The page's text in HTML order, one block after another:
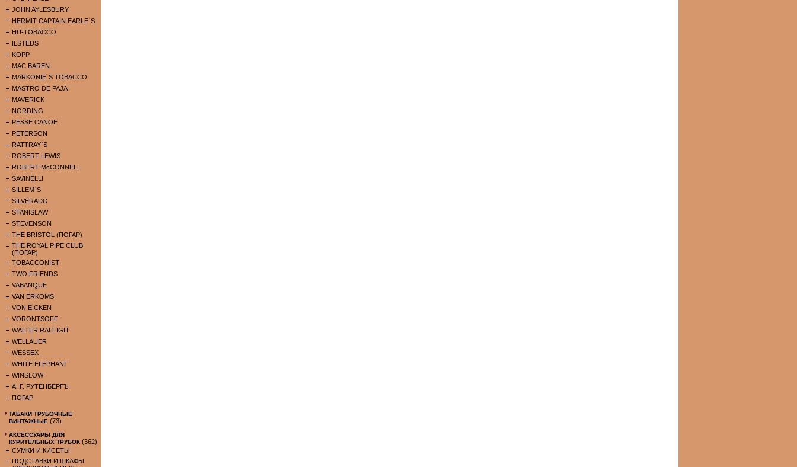
JOHN AYLESBURY
HERMIT CAPTAIN EARLE`S
HU-TOBACCO
ILSTEDS
KOPP
MAC BAREN
MARKONIE`S TOBACCO
MASTRO DE PAJA
MAVERICK
NORDING
PESSE CANOE
PETERSON
RATTRAY`S
ROBERT LEWIS
ROBERT McCONNELL
SAVINELLI
SILLEM`S
SILVERADO
STANISLAW
STEVENSON
THE BRISTOL (ПОГАР)
THE ROYAL PIPE CLUB
(ПОГАР)
TOBACCONIST
TWO FRIENDS
VABANQUE
VAN ERKOMS
VON EICKEN
VORONTSOFF
WALTER RALEIGH
WELLAUER
WESSEX
WHITE ELEPHANT
WINSLOW
А. Г. РУТЕНБЕРГЪ
ПОГАР
ТАБАКИ ТРУБОЧНЫЕ
ВИНТАЖНЫЕ (73)
АКСЕССУАРЫ ДЛЯ
КУРИТЕЛЬНЫХ ТРУБОК (362)
СУМКИ И КИСЕТЫ
ПОДСТАВКИ И ШКАФЫ